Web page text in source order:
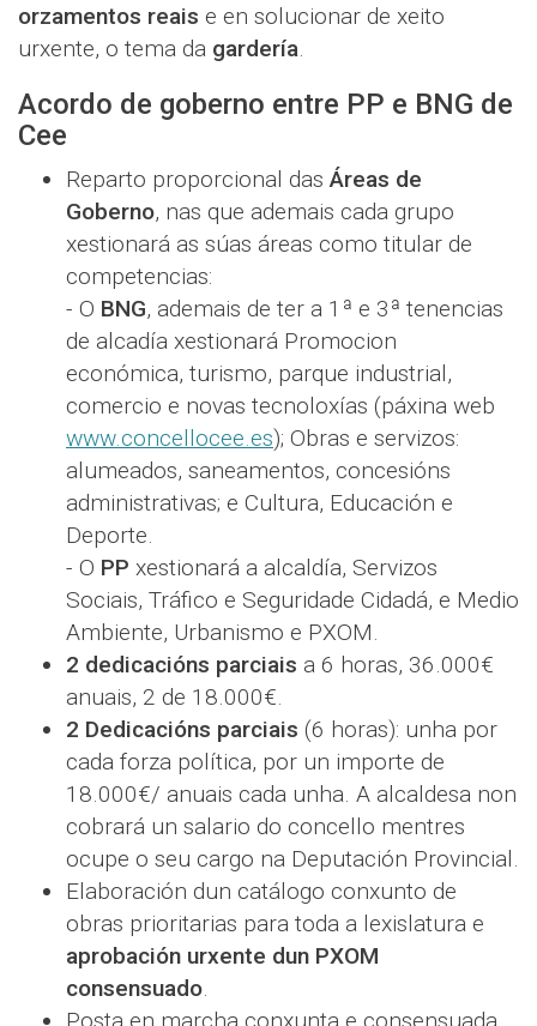
orzamentos reais e en solucionar de xeito
urxente, o tema da gardería.
Acordo de goberno entre PP e BNG de
Cee
Reparto proporcional dasÁreas de
Goberno, nas que ademais cada grupo
xestionará as súas áreas como titular de
competencias:
- O BNG, ademais de ter a 1ª e 3ª tenencias
de alcadía xestionará Promocion
económica, turismo, parque industrial,
comercio e novas tecnoloxías (páxina web
www.concellocee.es); Obras e servizos:
alumeados, saneamentos, concesións
administrativas; e Cultura, Educación e
Deporte.
- O PP xestionará a alcaldía, Servizos
Sociais, Tráfico e Seguridade Cidadá, e Medio
Ambiente, Urbanismo e PXOM.
2 dedicacións parciais a 6 horas, 36.000€
anuais, 2 de 18.000€.
2 Dedicacións parciais (6 horas): unha por
cada forza política, por un importe de
18.000€/ anuais cada unha. A alcaldesa non
cobrará un salario do concello mentres
ocupe o seu cargo na Deputación Provincial.
Elaboración dun catálogo conxunto de
obras prioritarias para toda a lexislatura e
aprobación urxente dun PXOM
consensuado.